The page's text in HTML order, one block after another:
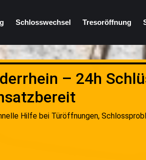
Schlosswechsel Tresoröffnung
– 24h
Hilfe bei Türöffnungen,